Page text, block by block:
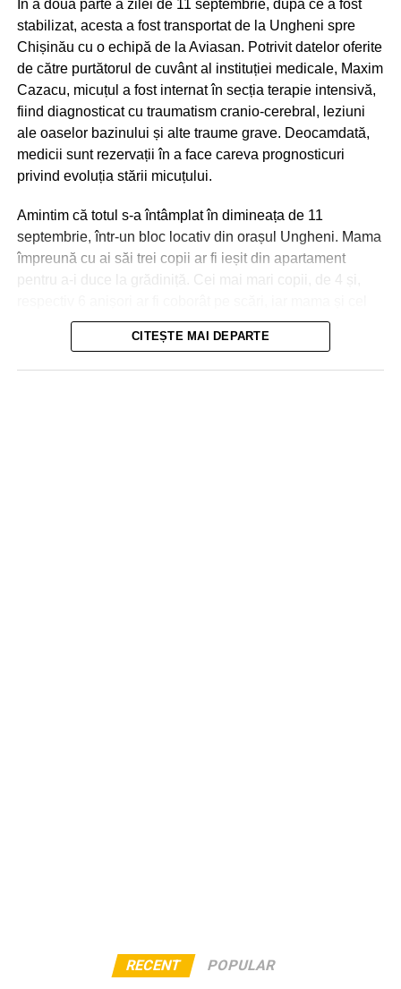
Nici în Chișinău situația nu a fost una mai bună. Aici
În a doua parte a zilei de 11 septembrie, după ce a fost
stabilizat, acesta a fost transportat de la Ungheni spre
Chișinău cu o echipă de la Aviasan. Potrivit datelor oferite
de către purtătorul de cuvânt al instituției medicale, Maxim
Cazacu, micuțul a fost internat în secția terapie intensivă,
fiind diagnosticat cu traumatism cranio-cerebral, leziuni
ale oaselor bazinului și alte traume grave. Deocamdată,
medicii sunt rezervații în a face careva prognosticuri
privind evoluția stării micuțului.
Amintim că totul s-a întâmplat în dimineața de 11
septembrie, într-un bloc locativ din orașul Ungheni. Mama
împreună cu ai săi trei copii ar fi ieșit din apartament
pentru a-i duce la grădiniță. Cei mai mari copii, de 4 și,
de-al treilea micuț, de 2 ani, urmau să meargă cu
ascensorul. La ușile deschise ale liftului, mama a reușit
să împingă doar partea din fața a căruciorului în care se
CITEȘTE MAI DEPARTE
RECENT POPULAR